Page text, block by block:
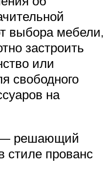
выбора мебели,
застроить
или
свободного
на
— решающий
стиле прованс